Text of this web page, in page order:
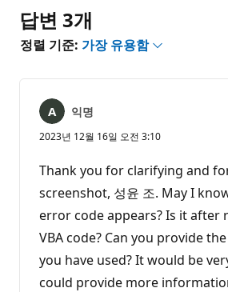
음
답변 3개
정렬 기준: 가장 유용함
익명
2023년 12월 16일 오전 3:10
Thank you for clarifying and
screenshot, 성윤 조. May I
error code appears? Is it after
VBA code? Can you provide
you have used? It would be
could provide more